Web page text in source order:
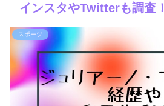
インスタやTwitterも調査！
スポーツ